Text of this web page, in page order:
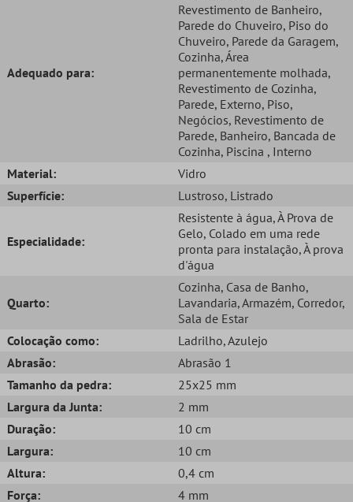
Adequado para:
Revestimento de Banheiro,
Parede do Chuveiro, Piso do
Chuveiro, Parede da Garagem,
Cozinha, Área
permanentemente molhada,
Revestimento de Cozinha,
Parede, Externo, Piso,
Negócios, Revestimento de
Parede, Banheiro, Bancada de
Cozinha, Piscina , Interno
Material:
Vidro
Superfície:
Lustroso, Listrado
Especialidade:
Resistente à água, À Prova de
Gelo, Colado em uma rede
pronta para instalação, À prova
d'água
Quarto:
Cozinha, Casa de Banho,
Lavandaria, Armazém, Corredor,
Sala de Estar
Colocação como:
Ladrilho, Azulejo
Abrasão:
Abrasão 1
Tamanho da pedra:
25x25 mm
Largura da Junta:
2 mm
Duração:
10 cm
Largura:
10 cm
Altura:
0,4 cm
Força:
4 mm